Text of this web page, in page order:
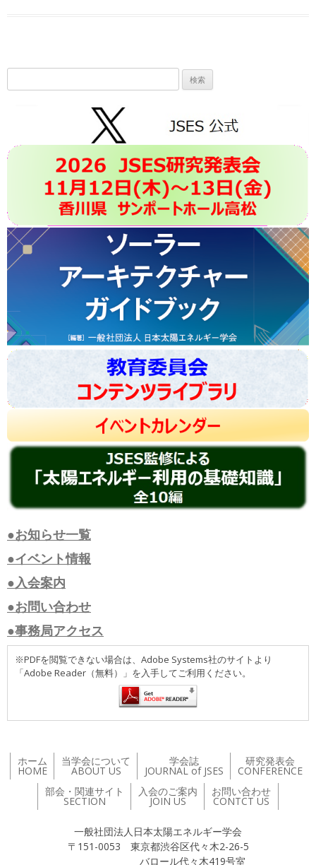
索:
●お知らせ一覧
●イベント情報
●入会案内
●お問い合わせ
●事務局アクセス
※PDFを閲覧できない場合は、Adobe Systems社のサイトより
「Adobe Reader（無料）」を入手してご利用ください。
ホーム
HOME
当学会について
ABOUT US
学会誌
JOURNAL of JSES
研究発表会
CONFERENCE
部会・関連サイト
SECTION
入会のご案内
JOIN US
お問い合わせ
CONTCT US
一般社団法人日本太陽エネルギー学会
〒151-0053 東京都渋谷区代々木2-26-5
バロール代々木419号室